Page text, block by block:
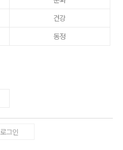
건강
동정
로그인